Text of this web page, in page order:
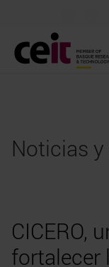
Noticias
CICERO,
fortalecer